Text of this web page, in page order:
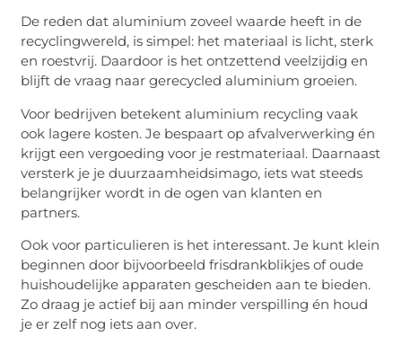
De reden dat aluminium zoveel waarde heeft in de
recyclingwereld, is simpel: het materiaal is licht, sterk
en roestvrij. Daardoor is het ontzettend veelzijdig en
blijft de vraag naar gerecycled aluminium groeien.
Voor bedrijven betekent aluminium recycling vaak
ook lagere kosten. Je bespaart op afvalverwerking én
krijgt een vergoeding voor je restmateriaal. Daarnaast
versterk je je duurzaamheidsimago, iets wat steeds
belangrijker wordt in de ogen van klanten en
partners.
Ook voor particulieren is het interessant. Je kunt klein
beginnen door bijvoorbeeld frisdrankblikjes of oude
huishoudelijke apparaten gescheiden aan te bieden.
Zo draag je actief bij aan minder verspilling én houd
je er zelf nog iets aan over.